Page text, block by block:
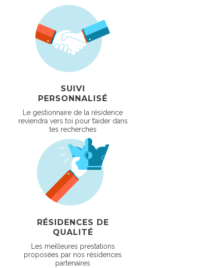
SUIVI
PERSONNALISÉ
Le gestionnaire de la résidence
reviendra vers toi pour t’aider dans
tes recherches
RÉSIDENCES DE
QUALITÉ
Les meilleures prestations
proposées par nos résidences
partenaires